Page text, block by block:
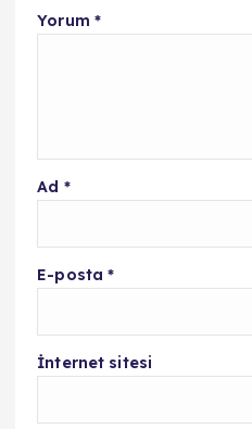
Yorum *
Ad *
E-posta*
İnternet sitesi